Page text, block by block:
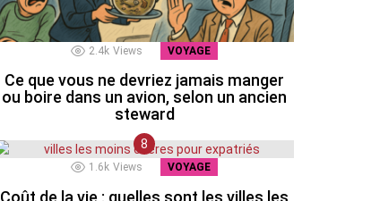
2.4k Views VOYAGE
Ce que vous ne devriez jamais manger
ou boire dans un avion, selon un ancien
steward
1.6k Views VOYAGE
Coût de la vie : quelles sont les villes les